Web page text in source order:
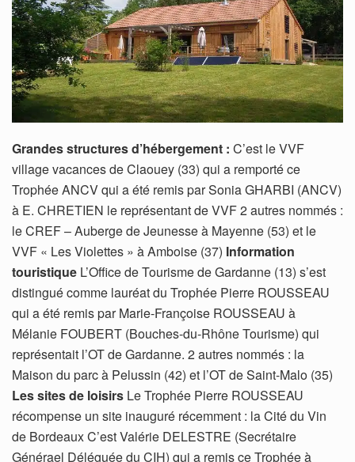
Grandes structures d’hébergement : C’est le VVF
village vacances de Claouey (33) qui a remporté ce
Trophée ANCV qui a été remis par Sonia GHARBI (ANCV)
à E. CHRETIEN le représentant de VVF 2 autres nommés :
le CREF – Auberge de Jeunesse à Mayenne (53) et le
VVF « Les Violettes » à Amboise (37) Information
touristique L’Office de Tourisme de Gardanne (13) s’est
distingué comme lauréat du Trophée Pierre ROUSSEAU
qui a été remis par Marie-Françoise ROUSSEAU à
Mélanie FOUBERT (Bouches-du-Rhône Tourisme) qui
représentait l’OT de Gardanne. 2 autres nommés : la
Maison du parc à Pelussin (42) et l’OT de Saint-Malo (35)
Les sites de loisirs Le Trophée Pierre ROUSSEAU
récompense un site inauguré récemment : la Cité du Vin
de Bordeaux C’est Valérie DELESTRE (Secrétaire
Générael Déléguée du CIH) qui a remis ce Trophée à